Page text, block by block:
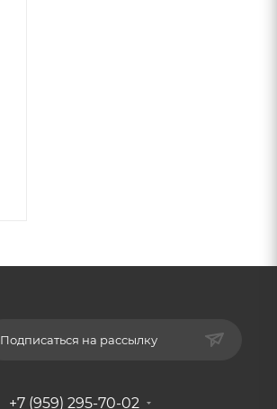
Подписаться на рассылку
+7 (959) 295-70-02